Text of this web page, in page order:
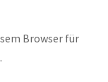
Browser für